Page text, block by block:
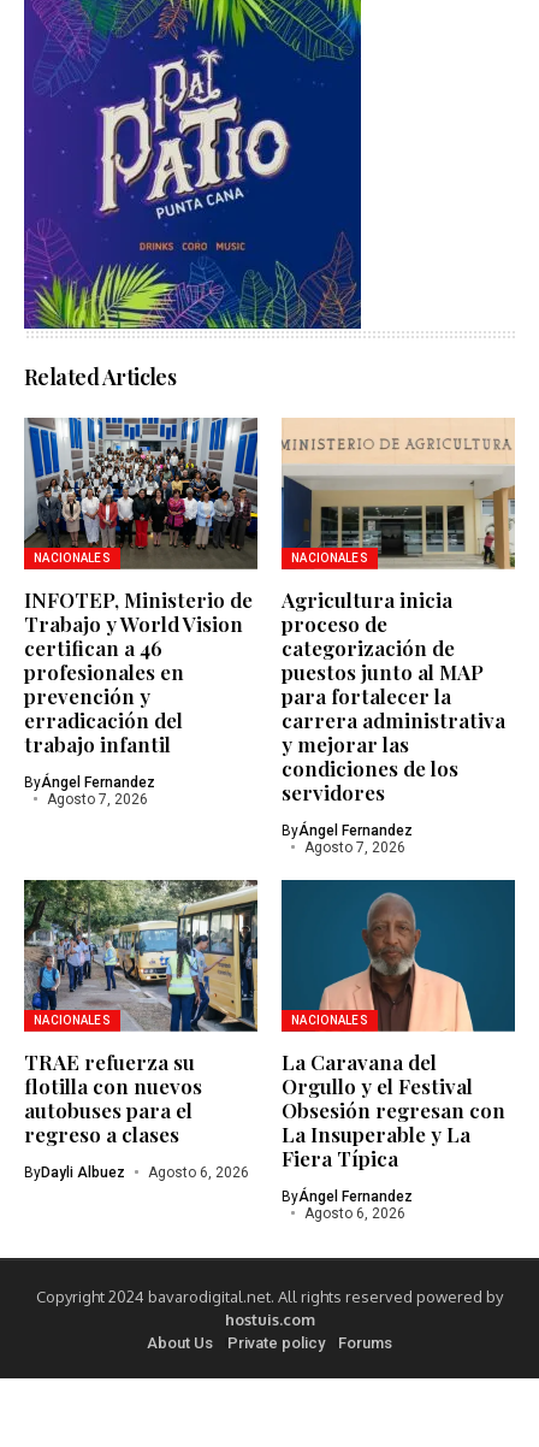
Related Articles
NACIONALES
INFOTEP, Ministerio de
Trabajo y World Vision
certifican a 46
profesionales en
prevención y
erradicación del
trabajo infantil
ByÁngel Fernandez
Agosto 7, 2026
NACIONALES
Agricultura inicia
proceso de
categorización de
puestos junto al MAP
para fortalecer la
carrera administrativa
y mejorar las
condiciones de los
servidores
ByÁngel Fernandez
Agosto 7, 2026
NACIONALES
TRAE refuerza su
flotilla con nuevos
autobuses para el
regreso a clases
ByDayli Albuez Agosto 6, 2026
NACIONALES
La Caravana del
Orgullo y el Festival
Obsesión regresan con
La Insuperable y La
Fiera Típica
ByÁngel Fernandez
Agosto 6, 2026
Copyright 2024 bavarodigital.net. All rights reserved powered by
hostuis.com
About Us Private policy Forums